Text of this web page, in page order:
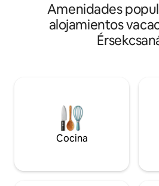
ciudad está cerca, con todas sus
posibilidades, pero lo
lejos como para que podáis
lugar tranquilo. El bosque y los
otro? ¡La elección es vuestra!
Amenidades
alojamientos
Cocina